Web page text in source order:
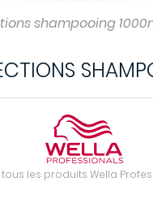
shampooing
les produits Wella